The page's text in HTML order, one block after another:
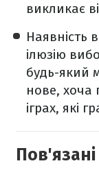
викликає
Наявність
ілюзію
будь-який
нове, хоча
іграх, які